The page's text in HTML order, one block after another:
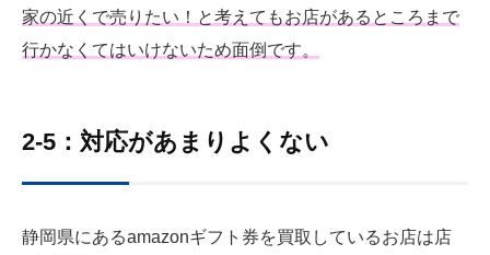
家の近くで売りたい！と考えてもお店があるところまで
行かなくてはいけないため面倒です。
2-5：対応があまりよくない
静岡県にあるamazonギフト券を買取しているお店は店